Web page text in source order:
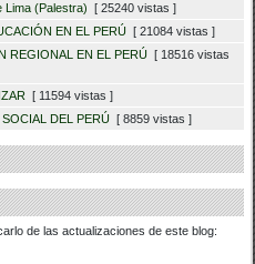
Lima (Palestra) [ 25240 vistas ]
EN EL PERÚ [ 21084 vistas ]
REGIONAL EN EL PERÚ [ 18516 vistas
[ 11594 vistas ]
DEL PERÚ [ 8859 vistas ]
de las actualizaciones de este blog: